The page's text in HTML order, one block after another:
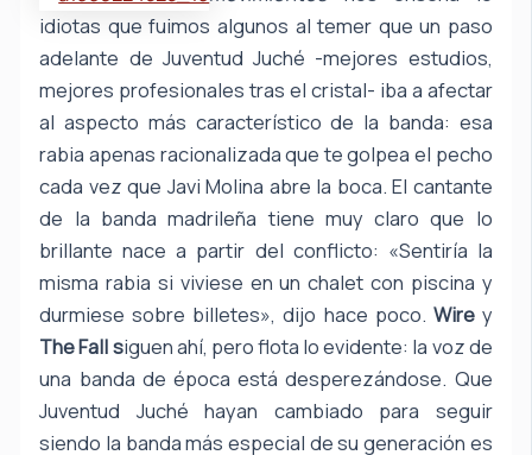
idiotas que fuimos algunos al temer que un paso
adelante de Juventud Juché -mejores estudios,
mejores profesionales tras el cristal- iba a afectar
al aspecto más característico de la banda: esa
rabia apenas racionalizada que te golpea el pecho
cada vez que Javi Molina abre la boca. El cantante
de la banda madrileña tiene muy claro que lo
brillante nace a partir del conflicto: «Sentiría la
misma rabia si viviese en un chalet con piscina y
durmiese sobre billetes», dijo hace poco. Wirey
The Fall siguen ahí, pero flota lo evidente: la voz de
una banda de época está desperezándose. Que
Juventud Juché hayan cambiado para seguir
siendo la banda más especial de su generación es